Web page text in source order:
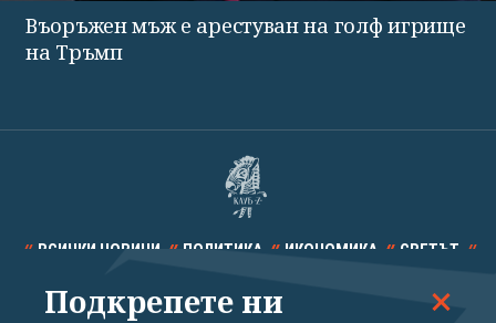
Въоръжен мъж е арестуван на голф игрище
на Тръмп
ВСИЧКИ НОВИНИ ПОЛИТИКА ИКОНОМИКА СВЕТЪТ
СПОРТ КУЛТУРА ТЕХНОЛОГИИ КАЛЕЙДОСКОП
Подкрепете ни